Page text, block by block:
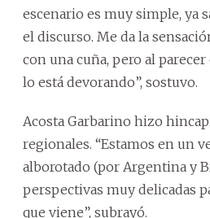
escenario es muy simple, ya
el discurso. Me da la
con una cuña, pero al
lo está devorando”, sostuvo.
Acosta Garbarino hizo
regionales. “Estamos en un
alborotado (por Argentina y
perspectivas muy delicadas
que viene”, subrayó.